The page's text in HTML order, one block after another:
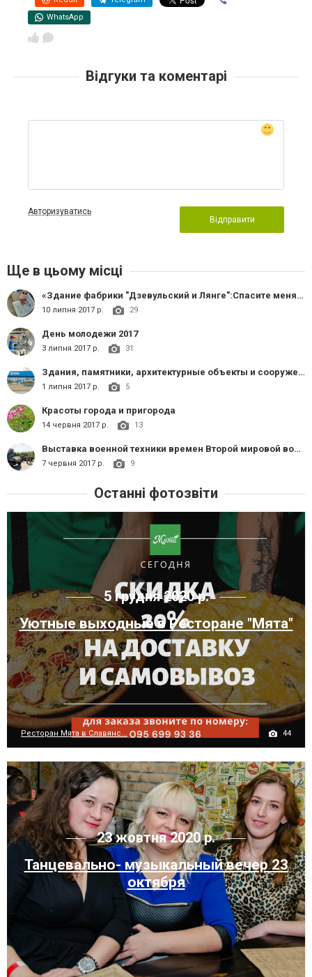
WhatsApp
Відгуки та коментарі
Авторизуватись
Відправити
Ще в цьому місці
«Здание фабрики "Дзевульский и Лянге":Спасите меня, Славянцы!».
10 липня 2017 р. 29
День молодежи 2017
3 липня 2017 р. 31
Здания, памятники, архитектурные объекты и сооружения
1 липня 2017 р. 5
Красоты города и пригорода
14 червня 2017 р. 13
Выставка военной техники времен Второй мировой войны
7 червня 2017 р. 9
Останні фотозвіти
5 грудня 2020 р.
Уютные выходные в Ресторане "Мята"
Ресторан Мята в Славянс... 44
23 жовтня 2020 р.
Танцевально- музыкальный вечер 23
октября